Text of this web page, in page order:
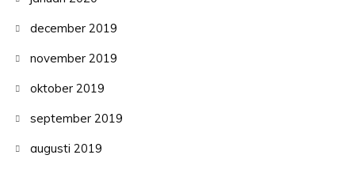
december 2019
november 2019
oktober 2019
september 2019
augusti 2019